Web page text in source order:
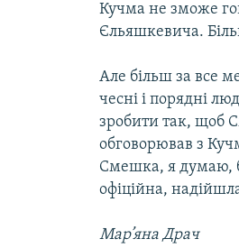
Кучма не зможе
Єльяшкевича.
Але більш за все
чесні і порядні
зробити так, щоб
обговорював з
Смешка, я думаю,
офіційна,
Мар’яна Драч